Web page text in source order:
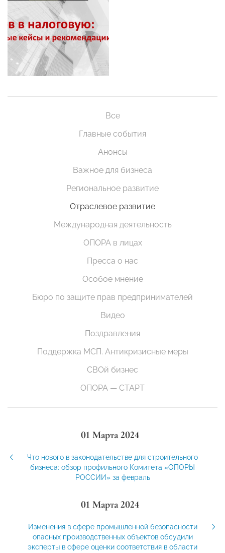
Все
Главные события
Анонсы
Важное для бизнеса
Региональное развитие
Отраслевое развитие
Международная деятельность
ОПОРА в лицах
Пресса о нас
Особое мнение
Бюро по защите прав предпринимателей
Видео
Поздравления
Поддержка МСП. Антикризисные меры
СВОй бизнес
ОПОРА — СТАРТ
01 Марта 2024
Что нового в законодательстве для строительного
бизнеса: обзор профильного Комитета «ОПОРЫ
РОССИИ» за февраль
01 Марта 2024
Изменения в сфере промышленной безопасности
опасных производственных объектов обсудили
эксперты в сфере оценки соответствия в области